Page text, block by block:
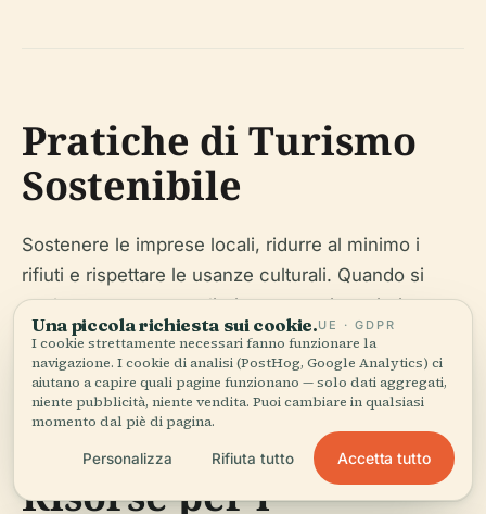
Pratiche di Turismo
Sostenibile
Sostenere le imprese locali, ridurre al minimo i
rifiuti e rispettare le usanze culturali. Quando si
esplorano aree naturali, rimanere sui sentieri
segnalati per proteggere la biodiversità.
Risorse per i
Una piccola richiesta sui cookie.UE · GDPR
I cookie strettamente necessari fanno funzionare la
navigazione. I cookie di analisi (PostHog, Google Analytics) ci
aiutano a capire quali pagine funzionano — solo dati aggregati,
niente pubblicità, niente vendita. Puoi cambiare in qualsiasi
momento dal piè di pagina.
Personalizza Rifiuta tutto Accetta tutto